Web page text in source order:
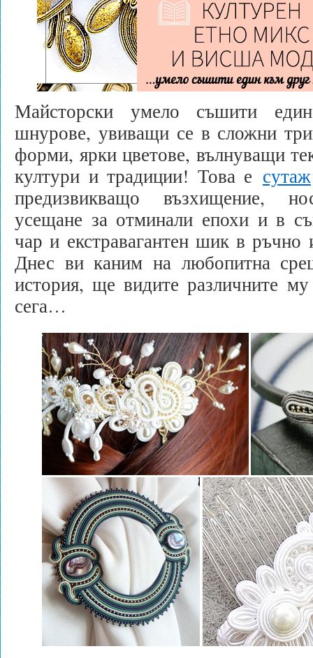
Майсторски умело съшити
шнурове, увиващи се в сложни
форми, ярки цветове, вълнуващи
култури и традиции! Това е сутаж
предизвикващо възхищение,
усещане за отминали епохи и в
чар и екстравагантен шик в ръчно
Днес ви каним на любопитна
история, ще видите различните
сега…